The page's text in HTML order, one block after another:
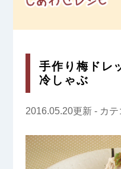
手作り梅ドレ
冷しゃぶ
2016.05.20更新 - カテ